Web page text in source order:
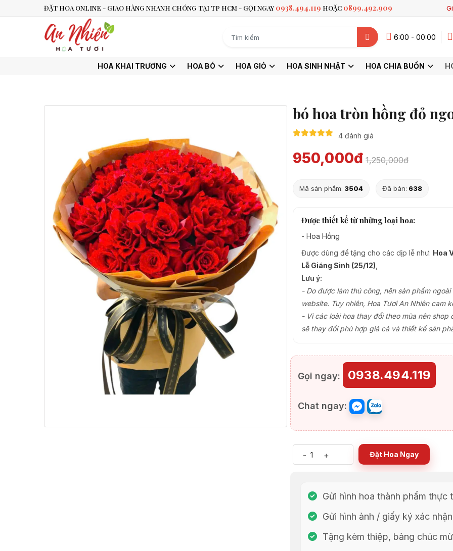
ĐẶT HOA ONLINE - GIAO HÀNG NHANH CHÓNG TẠI TP HCM - GỌI NGAY0938.494.119 HOẶC 0899.492.909
6:00 - 00:00
HOA KHAI TRƯƠNG HOA BÓ HOA GIỎ HOA SINH NHẬT HOA CHIA BUỒN
bó hoa tròn hồng đỏ
4 đánh giá
950,000đ 1,250,000đ
Mã sản phẩm: 3504 Đã bán: 638
Được thiết kế từ những loại hoa:
- Hoa Hồng
Được dùng để tặng cho các dịp lễ như: Hoa
Lễ Giáng Sinh (25/12)
Lưu ý:
- Do được làm thủ công, nên sản phẩm
website. Tuy nhiên, Hoa Tươi An Nhiên cam
- Vì các loài hoa thay đổi theo mùa nên
sẽ thay đổi phù hợp giá cả và thiết kế sản
Gọi ngay: 0938.494.119
Chat ngay:
- + Đặt Hoa Ngay
Gửi hình hoa thành phẩm thực
Gửi hình ảnh / giấy ký xác
Tặng kèm thiệp, bảng chúc